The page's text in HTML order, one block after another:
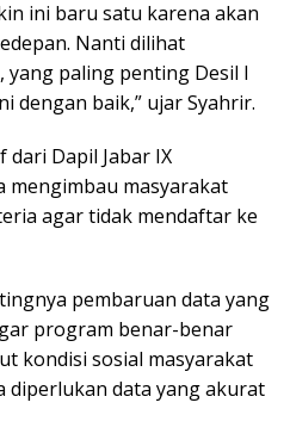
ini baru satu karena akan
Nanti dilihat
yang paling penting Desil I
dengan baik,” ujar Syahrir.
Dapil Jabar IX
mengimbau masyarakat
agar tidak mendaftar ke
pembaruan data yang
program benar-benar
kondisi sosial masyarakat
diperlukan data yang akurat